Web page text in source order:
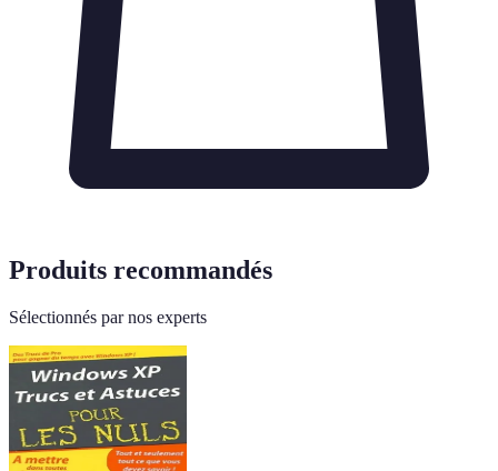
Produits recommandés
Sélectionnés par nos experts